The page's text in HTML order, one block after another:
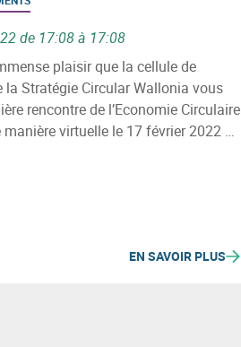
de 17:08 à 17:08
plaisir que la cellule de
Stratégie Circular Wallonia vous
rencontre de l’Economie Circulaire
virtuelle le 17 février 2022 de
EN SAVOIR PLUS